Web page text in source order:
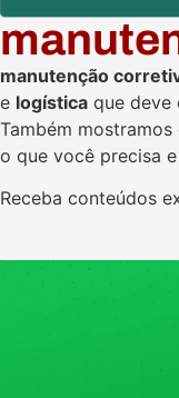
manutenção
e logística que deve
Também
o que você precisa
Receba conteúdos